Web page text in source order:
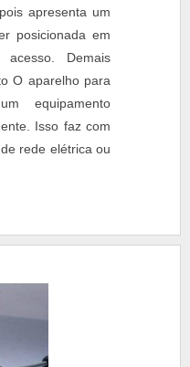
apresenta um
posicionada em
Demais
O aparelho para
equipamento
Isso faz com
rede elétrica ou